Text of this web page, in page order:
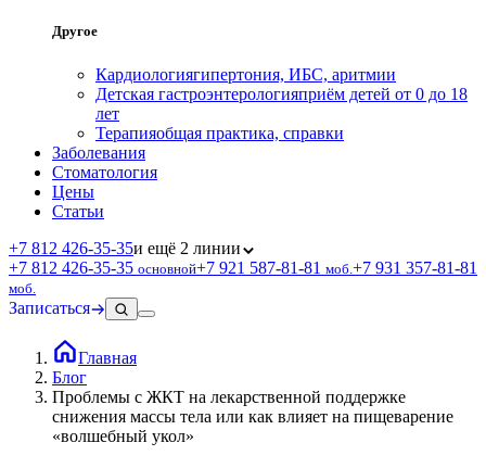
Другое
Кардиологиягипертония, ИБС, аритмии
Детская гастроэнтерологияприём детей от 0 до 18
лет
Терапияобщая практика, справки
Заболевания
Стоматология
Цены
Статьи
+7 812 426‑35‑35и ещё 2 линии
+7 812 426‑35‑35 основной+7 921 587‑81‑81 моб. +7 931 357‑81‑81
моб.
Записаться
Главная
Блог
Проблемы с ЖКТ на лекарственной поддержке
снижения массы тела или как влияет на пищеварение
«волшебный укол»